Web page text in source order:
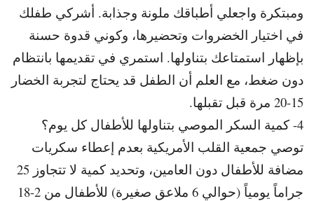
ومبتكرة واجعلي أطباقك ملونة وجذابة. أشركي طفلك
في اختيار الخضروات وتحضيرها، وكوني قدوة حسنة
بإظهار استمتاعك بتناولها. استمري في تقديمها بانتظام
دون ضغط، مع العلم أن الطفل قد يحتاج لتجربة الخضار
15-20 مرة قبل تقبلها.
4- كمية السكر الموصي بتناولها للأطفال كل يوم؟
توصي جمعية القلب الأمريكية بعدم إعطاء سكريات
مضافة للأطفال دون العامين، وتحديد كمية لا تتجاوز 25
جراماً يومياً (حوالي 6 ملاعق صغيرة) للأطفال من 2-18